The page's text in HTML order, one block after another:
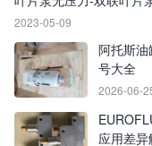
2023-05-09
阿托斯
号大全
2026-06-
应用差